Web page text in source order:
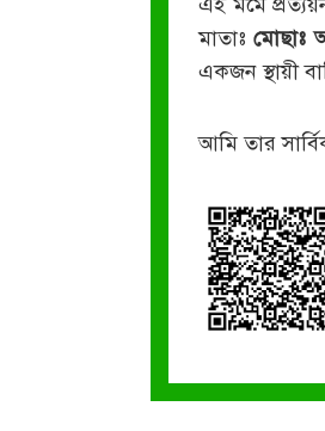
মাতাঃমোছাঃ
একজন স্থায়ী
আমি তার